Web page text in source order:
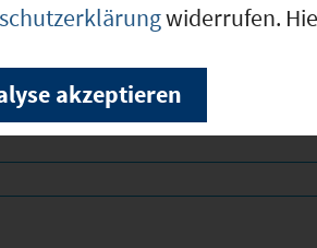
widerrufen.
akzeptieren